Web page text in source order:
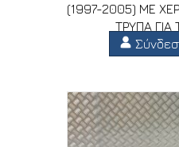
(1997-2005) ΜΕ
ΤΡΥΠΑ ΓΙΑ